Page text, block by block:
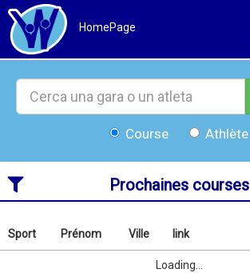
HomePage
Course Athlète
Prochaines courses
Rechercher
par
Sport Prénom Ville
link
link
Loading...